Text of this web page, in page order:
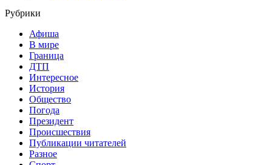
Рубрики
Афиша
В мире
Граница
ДТП
Интересное
История
Общество
Погода
Президент
Происшествия
Публикации читателей
Разное